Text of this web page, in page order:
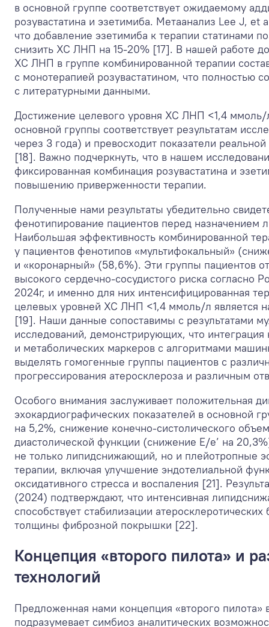
в основной группе соответствует ожидаемому
розувастатина и эзетимиба. Метаанализ Lee J, et
что добавление эзетимиба к терапии статинами
снизить ХС ЛНП на 15-20% [17]. В нашей работе
ХС ЛНП в группе комбинированной терапии
с монотерапией розувастатином, что полностью
с литературными данными.
Достижение целевого уровня ХС ЛНП <1,4 ммоль/
основной группы соответствует результатам
через 3 года) и превосходит показатели
[18]. Важно подчеркнуть, что в нашем
фиксированная комбинация розувастатина и
повышению приверженности терапии.
Полученные нами результаты убедительно
фенотипирование пациентов перед назначением
Наибольшая эффективность комбинированной
у пациентов фенотипов «мультифокальный»
и «коронарный» (58,6%). Эти группы пациентов
высокого сердечно-сосудистого риска согласно
2024г, и именно для них интенсифицированная
целевых уровней ХС ЛНП <1,4 ммоль/л является
[19]. Наши данные сопоставимы с результатами
исследований, демонстрирующих, что интеграция
и метаболических маркеров с алгоритмами
выделять гомогенные группы пациентов с
прогрессирования атеросклероза и различным
Особого внимания заслуживает положительная
эхокардиографических показателей в основной
на 5,2%, снижение конечно-систолического
диастолической функции (снижение Е/е’ на
не только липидснижающий, но и плейотропные
терапии, включая улучшение эндотелиальной
оксидативного стресса и воспаления [21].
(2024) подтверждают, что интенсивная
способствует стабилизации
толщины фиброзной покрышки [22].
Концепция «второго пилота» и
технологий
Предложенная нами концепция «второго пилота»
подразумевает симбиоз аналитических